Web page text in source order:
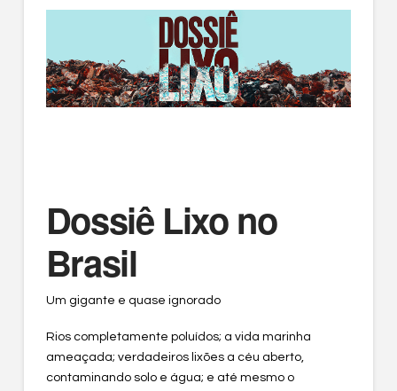
Dossiê Lixo no
Brasil
Um gigante e quase ignorado
Rios completamente poluídos; a vida marinha
ameaçada; verdadeiros lixões a céu aberto,
contaminando solo e água; e até mesmo o